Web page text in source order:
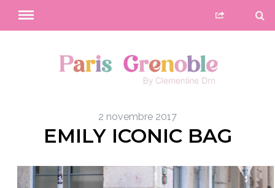
2 novembre 2017
EMILY ICONIC BAG